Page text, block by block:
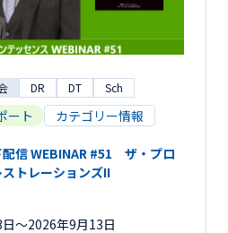
DR DT Sch
ート カテゴリー情報
信 WEBINAR #51 ザ・プロ
トレーションズII
〜2026年9月13日